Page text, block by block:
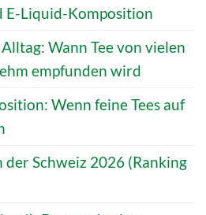
E-Liquid-Komposition
Wann Tee von vielen
empfunden wird
Wenn feine Tees auf
der Schweiz 2026 (Ranking